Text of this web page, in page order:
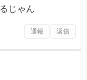
じゃん
通報 返信